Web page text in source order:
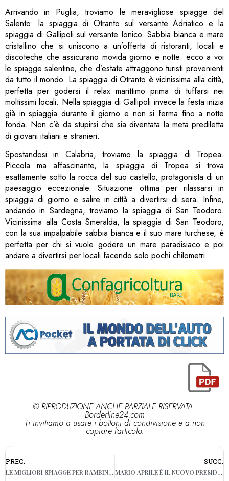
Arrivando in Puglia, troviamo le meravigliose spiagge del
Salento: la spiaggia di Otranto sul versante Adriatico e la
spiaggia di Gallipoli sul versante Ionico. Sabbia bianca e mare
cristallino che si uniscono a un’offerta di ristoranti, locali e
discoteche che assicurano movida giorno e notte: ecco a voi
le spiagge salentine, che d’estate attraggono turisti provenienti
da tutto il mondo. La spiaggia di Otranto è vicinissima alla città,
perfetta per godersi il relax marittimo prima di tuffarsi nei
moltissimi locali. Nella spiaggia di Gallipoli invece la festa inizia
già in spiaggia durante il giorno e non si ferma fino a notte
fonda. Non c’è da stupirsi che sia diventata la meta prediletta
di giovani italiani e stranieri.
Spostandosi in Calabria, troviamo la spiaggia di Tropea.
Piccola ma affascinante, la spiaggia di Tropea si trova
esattamente sotto la rocca del suo castello, protagonista di un
paesaggio eccezionale. Situazione ottima per rilassarsi in
spiaggia di giorno e salire in città a divertirsi di sera. Infine,
andando in Sardegna, troviamo la spiaggia di San Teodoro.
Vicinissima alla Costa Smeralda, la spiaggia di San Teodoro,
con la sua impalpabile sabbia bianca e il suo mare turchese, è
perfetta per chi si vuole godere un mare paradisiaco e poi
andare a divertirsi per locali facendo solo pochi chilometri
© RIPRODUZIONE ANCHE PARZIALE RISERVATA -
Borderline24.com
Ti invitiamo a usare i bottoni di condivisione e a non
copiare l'articolo.
PREC.
LE MIGLIORI SPIAGGE PER BAMBINI IN ITALIA: UNA È PUGLIESE
SUCC.
MARIO APRILE È IL NUOVO PRESIDENTE DI CONFINDUSTRIA BARI E BAT